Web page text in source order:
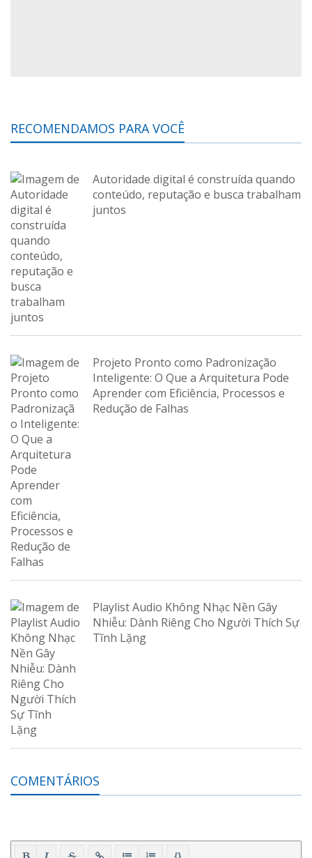
RECOMENDAMOS PARA VOCÊ
Autoridade digital é construída quando
conteúdo, reputação e busca trabalham
juntos
Projeto Pronto como Padronização
Inteligente: O Que a Arquitetura Pode
Aprender com Eficiência, Processos e
Redução de Falhas
Playlist Audio Không Nhạc Nền Gây
Nhiễu: Dành Riêng Cho Người Thích Sự
Tĩnh Lặng
COMENTÁRIOS
{}